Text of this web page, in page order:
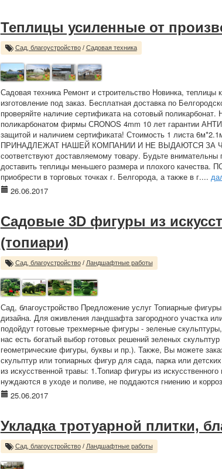
Теплицы усиленные от
Сад, благоустройство/ Садовая техника
Садовая техника Ремонт и строительство Новинка, теплицы
изготовление под заказ. Бесплатная доставка по
проверяйте наличие сертификата на сотовый
поликарбонатом фирмы СRONOS 4mm 10 лет гарантии
защитой и наличием сертификата! Стоимость 1 листа
ПРИНАДЛЕЖАТ НАШЕЙ КОМПАНИИ И НЕ ВЫДАЮТСЯ ЗА
соответствуют доставляемому товару. Будьте внимательны
доставить теплицы меньшего размера и плохого
приобрести в торговых точках г. Белгорода, а также в г....
26.06.2017
Садовые 3D фигуры из
(топиари)
Сад, благоустройство/ Ландшафтные работы
Сад, благоустройство Предложение услуг Топиарные
дизайна. Для оживления ландшафта загородного участка
подойдут готовые трехмерные фигуры - зеленые
нас есть богатый выбор готовых решений зеленых
геометрические фигуры, буквы и пр.). Также, Вы можете
скульптур или топиарных фигур для сада, парка или
из искусственной травы: 1.Топиар фигуры из
нуждаются в уходе и поливе, не поддаются гниению и
25.06.2017
Укладка тротуарной плитки,
Сад, благоустройство/ Ландшафтные работы